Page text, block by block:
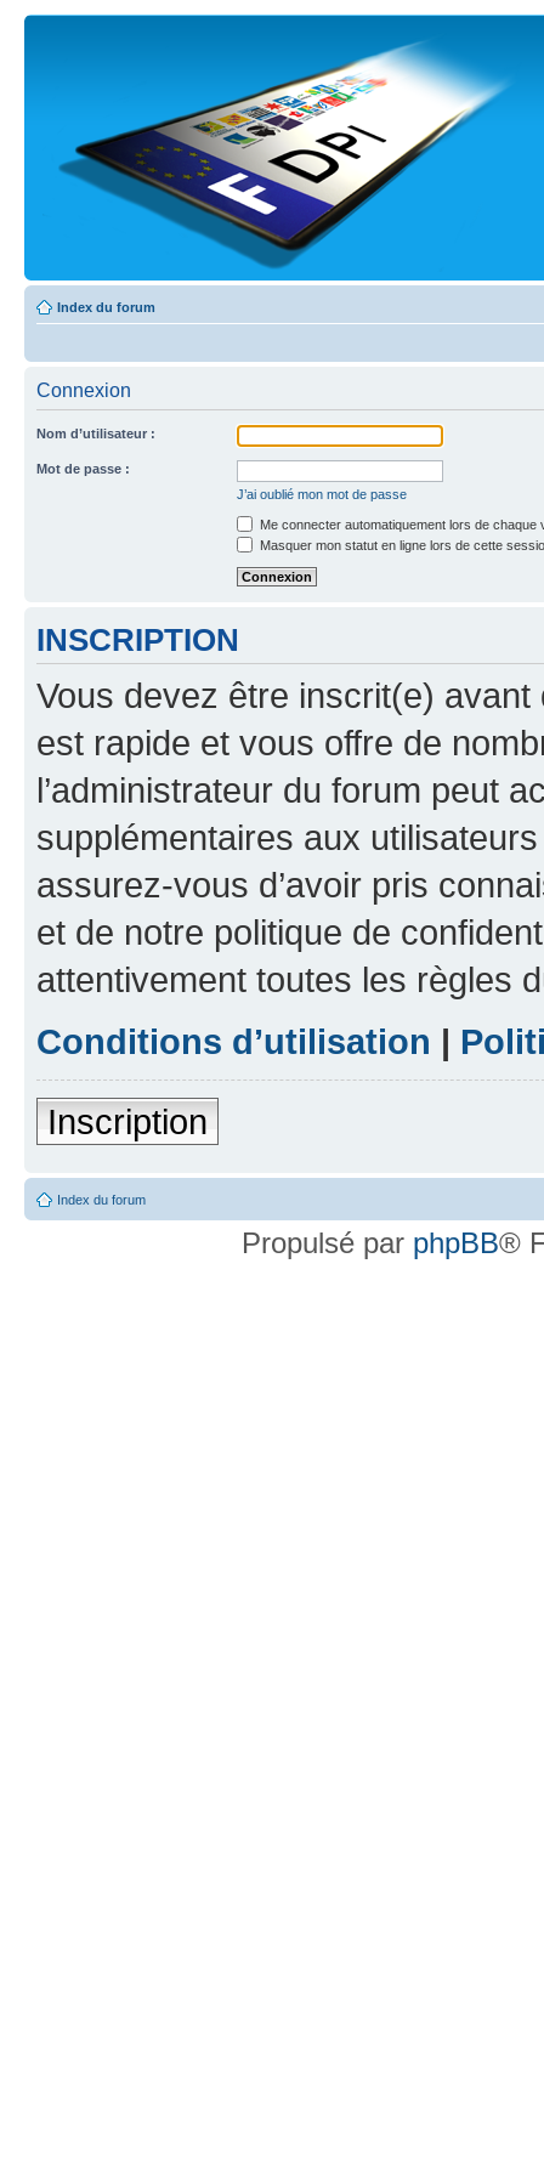
Index du forum
Connexion
Nom d’utilisateur :
Mot de passe :
J’ai oublié mon mot de passe
Me connecter automatiquement lors de chaque
Masquer mon statut en ligne lors de cette
INSCRIPTION
Vous devez être inscrit(e) avant
est rapide et vous offre de
l’administrateur du forum peut
supplémentaires aux
assurez-vous d’avoir pris
et de notre politique de
attentivement toutes les règles
Conditions d’utilisation |
Inscription
Index du forum
Propulsé par phpBB®